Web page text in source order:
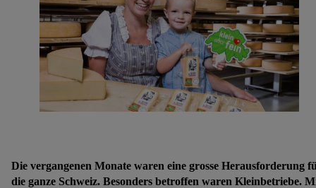
Die vergangenen Monate waren eine grosse Herausforderung
die ganze Schweiz. Besonders betroffen waren Kleinbetriebe.